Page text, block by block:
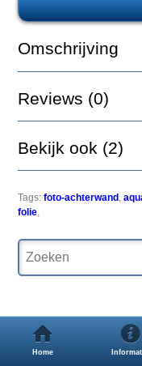
Europet
Foto
Jungle
40x80cm
Een
simpele
zeer
effectieve
uitstraling
Omschrijving
Reviews (0)
Bekijk ook (2)
Tags: foto-achterwand ,
folie,
Home